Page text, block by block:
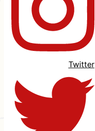
Twitter